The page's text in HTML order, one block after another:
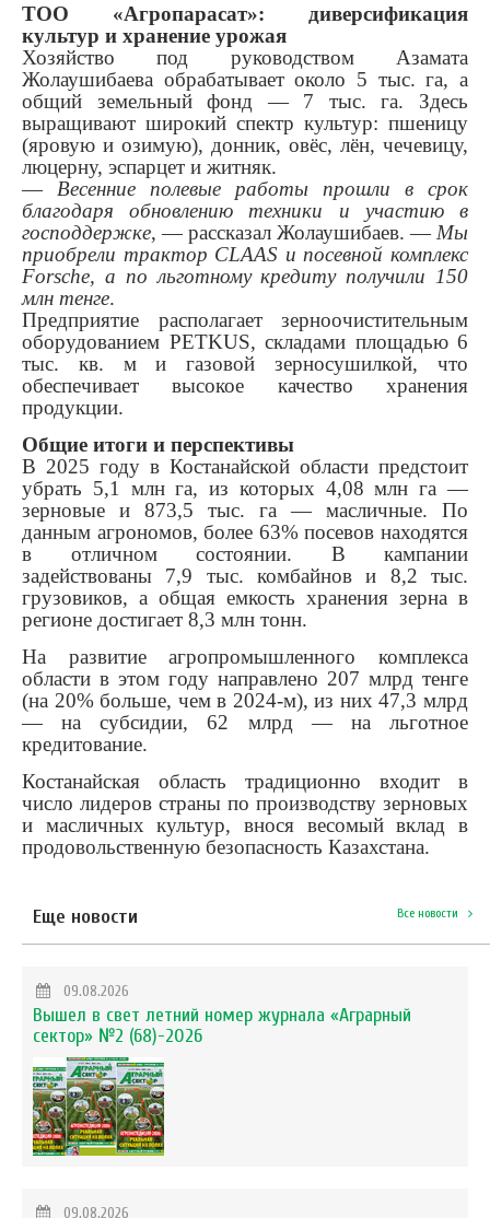
ТОО «Агропарасат»: диверсификация
культур и хранение урожая
Хозяйство под руководством Азамата
Жолаушибаева обрабатывает около 5 тыс. га, а
общий земельный фонд — 7 тыс. га. Здесь
выращивают широкий спектр культур: пшеницу
(яровую и озимую), донник, овёс, лён, чечевицу,
люцерну, эспарцет и житняк.
— Весенние полевые работы прошли в срок
благодаря обновлению техники и участию в
господдержке, — рассказал Жолаушибаев. — Мы
приобрели трактор CLAAS и посевной комплекс
Forsche, а по льготному кредиту получили 150
млн тенге.
Предприятие располагает зерноочистительным
оборудованием PETKUS, складами площадью 6
тыс. кв. м и газовой зерносушилкой, что
обеспечивает высокое качество хранения
продукции.
Общие итоги и перспективы
В 2025 году в Костанайской области предстоит
убрать 5,1 млн га, из которых 4,08 млн га —
зерновые и 873,5 тыс. га — масличные. По
данным агрономов, более 63% посевов находятся
в отличном состоянии. В кампании
задействованы 7,9 тыс. комбайнов и 8,2 тыс.
грузовиков, а общая емкость хранения зерна в
регионе достигает 8,3 млн тонн.
На развитие агропромышленного комплекса
области в этом году направлено 207 млрд тенге
(на 20% больше, чем в 2024-м), из них 47,3 млрд
— на субсидии, 62 млрд — на льготное
кредитование.
Костанайская область традиционно входит в
число лидеров страны по производству зерновых
и масличных культур, внося весомый вклад в
продовольственную безопасность Казахстана.
Еще новости Все новости
09.08.2026
Вышел в свет летний номер журнала «Аграрный
сектор» №2 (68)-2026
09.08.2026